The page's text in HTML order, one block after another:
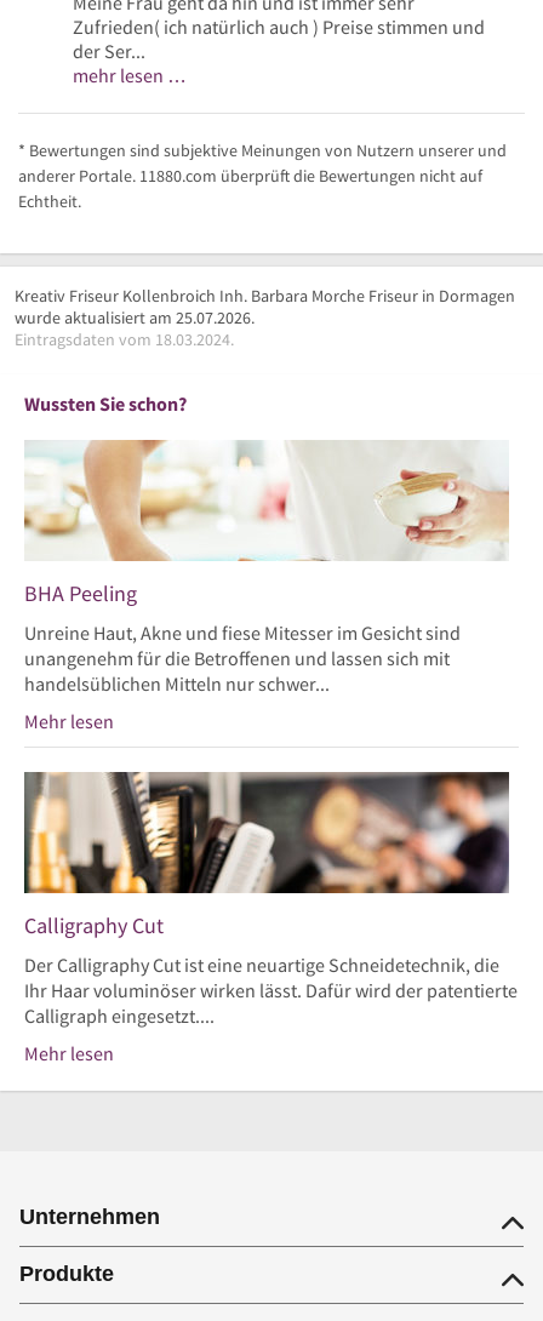
Zufrieden( ich natürlich auch ) Preise stimmen und
der Ser...
mehr lesen …
* Bewertungen sind subjektive Meinungen von Nutzern unserer und
anderer Portale. 11880.com überprüft die Bewertungen nicht auf
Echtheit.
Kreativ Friseur Kollenbroich Inh. Barbara Morche Friseur in Dormagen
wurde aktualisiert am 25.07.2026.
Eintragsdaten vom 18.03.2024.
Wussten Sie schon?
BHA Peeling
Unreine Haut, Akne und fiese Mitesser im Gesicht sind
unangenehm für die Betroffenen und lassen sich mit
handelsüblichen Mitteln nur schwer...
Mehr lesen
Calligraphy Cut
Der Calligraphy Cut ist eine neuartige Schneidetechnik, die
Ihr Haar voluminöser wirken lässt. Dafür wird der patentierte
Calligraph eingesetzt....
Mehr lesen
Unternehmen
Produkte